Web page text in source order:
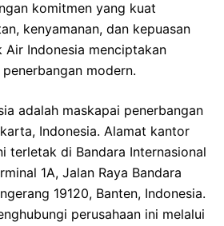
komitmen yang kuat
kenyamanan, dan kepuasan
Air Indonesia menciptakan
modern.
adalah maskapai penerbangan
Indonesia. Alamat kantor
terletak di Bandara Internasional
1A, Jalan Raya Bandara
19120, Banten, Indonesia.
perusahaan ini melalui